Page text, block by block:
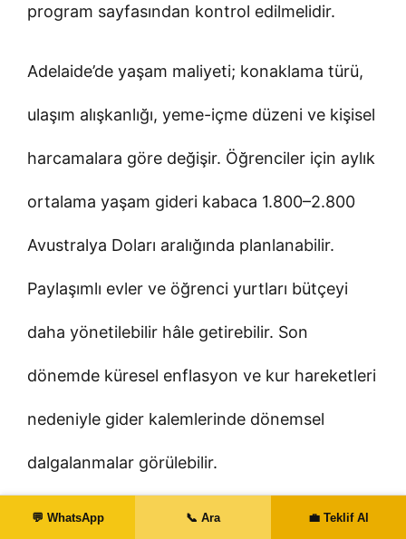
program sayfasından kontrol edilmelidir.
Adelaide’de yaşam maliyeti; konaklama türü,
ulaşım alışkanlığı, yeme-içme düzeni ve kişisel
harcamalara göre değişir. Öğrenciler için aylık
ortalama yaşam gideri kabaca 1.800–2.800
Avustralya Doları aralığında planlanabilir.
Paylaşımlı evler ve öğrenci yurtları bütçeyi
daha yönetilebilir hâle getirebilir. Son
dönemde küresel enflasyon ve kur hareketleri
nedeniyle gider kalemlerinde dönemsel
dalgalanmalar görülebilir.
Toplam bütçe planı yaparken sadece okul
💬 WhatsApp 📞 Ara 💼 Teklif Al